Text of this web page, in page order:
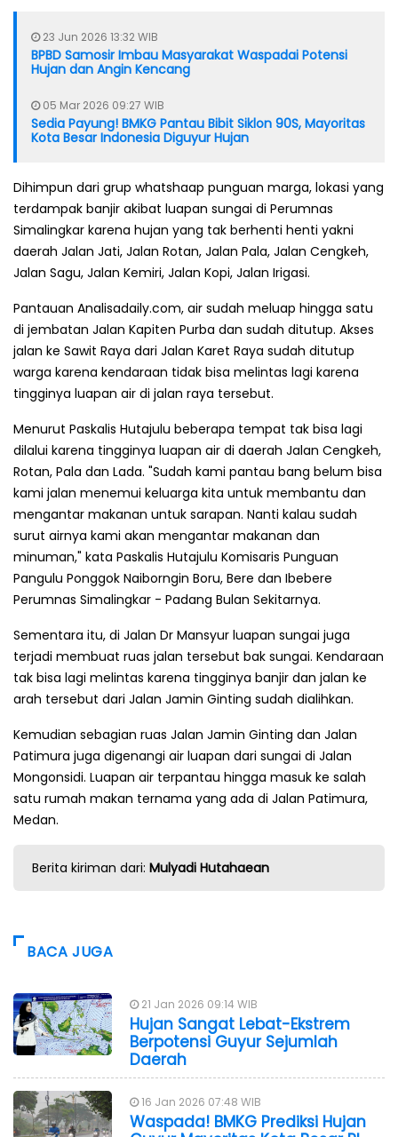
23 Jun 2026 13:32 WIB
BPBD Samosir Imbau Masyarakat Waspadai Potensi
Hujan dan Angin Kencang
05 Mar 2026 09:27 WIB
Sedia Payung! BMKG Pantau Bibit Siklon 90S, Mayoritas
Kota Besar Indonesia Diguyur Hujan
Dihimpun dari grup whatshaap punguan marga, lokasi yang
terdampak banjir akibat luapan sungai di Perumnas
Simalingkar karena hujan yang tak berhenti henti yakni
daerah Jalan Jati, Jalan Rotan, Jalan Pala, Jalan Cengkeh,
Jalan Sagu, Jalan Kemiri, Jalan Kopi, Jalan Irigasi.
Pantauan Analisadaily.com, air sudah meluap hingga satu
di jembatan Jalan Kapiten Purba dan sudah ditutup. Akses
jalan ke Sawit Raya dari Jalan Karet Raya sudah ditutup
warga karena kendaraan tidak bisa melintas lagi karena
tingginya luapan air di jalan raya tersebut.
Menurut Paskalis Hutajulu beberapa tempat tak bisa lagi
dilalui karena tingginya luapan air di daerah Jalan Cengkeh,
Rotan, Pala dan Lada. "Sudah kami pantau bang belum bisa
kami jalan menemui keluarga kita untuk membantu dan
mengantar makanan untuk sarapan. Nanti kalau sudah
surut airnya kami akan mengantar makanan dan
minuman," kata Paskalis Hutajulu Komisaris Punguan
Pangulu Ponggok Naiborngin Boru, Bere dan Ibebere
Perumnas Simalingkar - Padang Bulan Sekitarnya.
Sementara itu, di Jalan Dr Mansyur luapan sungai juga
terjadi membuat ruas jalan tersebut bak sungai. Kendaraan
tak bisa lagi melintas karena tingginya banjir dan jalan ke
arah tersebut dari Jalan Jamin Ginting sudah dialihkan.
Kemudian sebagian ruas Jalan Jamin Ginting dan Jalan
Patimura juga digenangi air luapan dari sungai di Jalan
Mongonsidi. Luapan air terpantau hingga masuk ke salah
satu rumah makan ternama yang ada di Jalan Patimura,
Medan.
Berita kiriman dari: Mulyadi Hutahaean
BACA JUGA
21 Jan 2026 09:14 WIB
Hujan Sangat Lebat-Ekstrem
Berpotensi Guyur Sejumlah
Daerah
16 Jan 2026 07:48 WIB
Waspada! BMKG Prediksi Hujan